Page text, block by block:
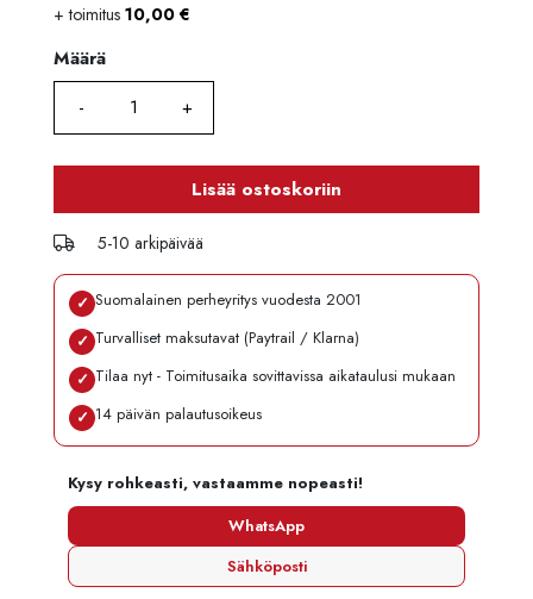
+ toimitus 10,00 €
Määrä
Määrä
Lisää ostoskoriin
5-10 arkipäivää
✓ Suomalainen perheyritys vuodesta 2001
✓ Turvalliset maksutavat (Paytrail / Klarna)
✓ Tilaa nyt - Toimitusaika sovittavissa aikataulusi mukaan
✓ 14 päivän palautusoikeus
Kysy rohkeasti, vastaamme nopeasti!
WhatsApp
Sähköposti